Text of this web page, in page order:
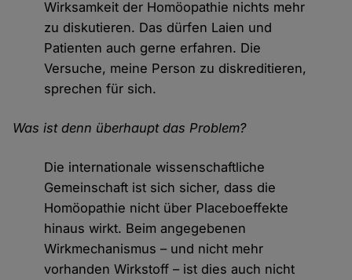
Wirksamkeit der Homöopathie nichts mehr
zu diskutieren. Das dürfen Laien und
Patienten auch gerne erfahren. Die
Versuche, meine Person zu diskreditieren,
sprechen für sich.
Was ist denn überhaupt das Problem?
Die internationale wissenschaftliche
Gemeinschaft ist sich sicher, dass die
Homöopathie nicht über Placeboeffekte
hinaus wirkt. Beim angegebenen
Wirkmechanismus – und nicht mehr
vorhanden Wirkstoff – ist dies auch nicht